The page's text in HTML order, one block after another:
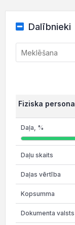
Dalībnieki
Fiziska persona